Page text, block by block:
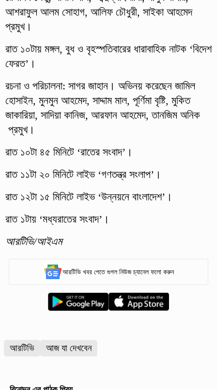
আশরাফুল আলম সোহাগ, আলিফ চৌধুরী, সাইকা আহমেদ
প্রমুখ।
রাত ১০টায় মঙ্গল, বুধ ও বৃহস্পতিবারের ধারাবাহিক নাটক ‘বিদেশ
ফেরত’।
রচনা ও পরিচালনা: সাগর জাহান। অভিনয় করেছেন জামিল
হোসাইন, মুনমুন আহমেদ, সাদ্দাম মাল, পূর্ণিমা বৃষ্টি, মুকিত
জাকারিয়া, সাদিয়া কানিজ, আরফান আহমেদ, তানজিম অনিক
প্রমুখ।
রাত ১০টা ৪৫ মিনিটে ‘রাতের সংবাদ’।
রাত ১১টা ২০ মিনিটে লাইভ ‘গণতন্ত্র সংলাপ’।
রাত ১২টা ১৫ মিনিটে লাইভ ‘উন্নয়নে বাংলাদেশ’।
রাত ১টায় ‘মধ্যরাতের সংবাদ’।
আরটিভি/আইএম
আরটিভি খবর পেতে গুগল নিউজ চ্যানেল ফলো করুন
আরটিভি আজ যা দেখবেন